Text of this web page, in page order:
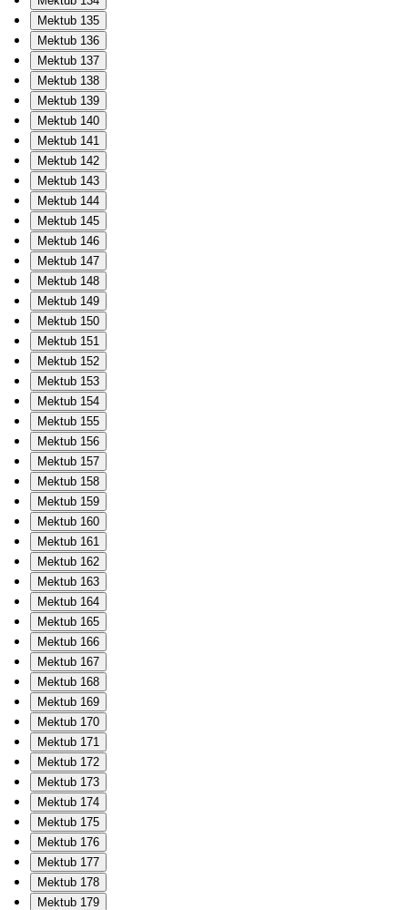
Mektub 135
Mektub 136
Mektub 137
Mektub 138
Mektub 139
Mektub 140
Mektub 141
Mektub 142
Mektub 143
Mektub 144
Mektub 145
Mektub 146
Mektub 147
Mektub 148
Mektub 149
Mektub 150
Mektub 151
Mektub 152
Mektub 153
Mektub 154
Mektub 155
Mektub 156
Mektub 157
Mektub 158
Mektub 159
Mektub 160
Mektub 161
Mektub 162
Mektub 163
Mektub 164
Mektub 165
Mektub 166
Mektub 167
Mektub 168
Mektub 169
Mektub 170
Mektub 171
Mektub 172
Mektub 173
Mektub 174
Mektub 175
Mektub 176
Mektub 177
Mektub 178
Mektub 179